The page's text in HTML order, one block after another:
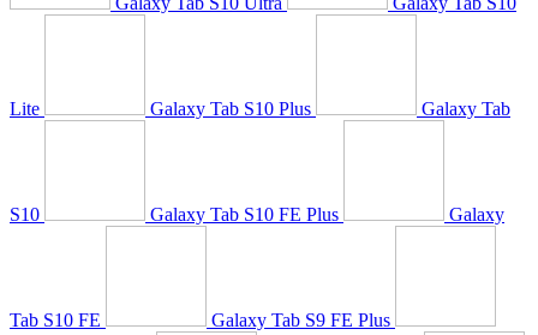
Lite Galaxy Tab S10 Plus Galaxy Tab
S10 Galaxy Tab S10 FE Plus Galaxy
Tab S10 FE Galaxy Tab S9 FE Plus